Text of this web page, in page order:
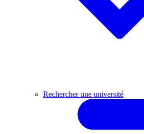
Rechercher une université